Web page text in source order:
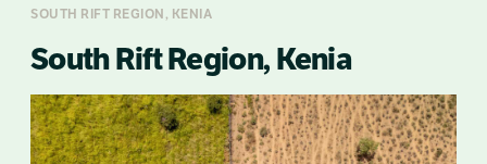
SOUTH RIFT REGION, KENIA
South Rift Region, Kenia